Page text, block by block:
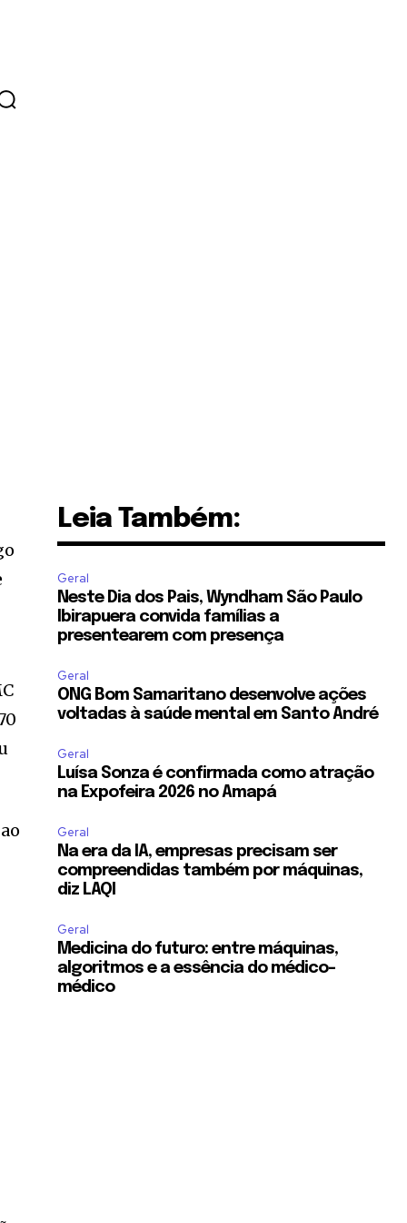
Leia Também:
Geral
Neste Dia dos Pais, Wyndham São Paulo
Ibirapuera convida famílias a
presentearem com presença
Geral
ONG Bom Samaritano desenvolve ações
voltadas à saúde mental em Santo André
Geral
Luísa Sonza é confirmada como atração
na Expofeira 2026 no Amapá
Geral
Na era da IA, empresas precisam ser
compreendidas também por máquinas,
diz LAQI
Geral
Medicina do futuro: entre máquinas,
algoritmos e a essência do médico-
médico